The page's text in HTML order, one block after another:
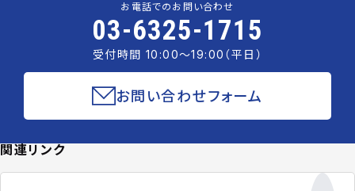
お電話でのお問い合わせ
03-6325-1715
受付時間 10:00〜19:00（平日）
お問い合わせフォーム
関連リンク